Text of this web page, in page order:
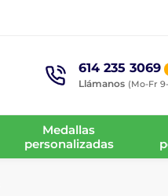
614 235 3069
Llámanos (Mo-Fr 9-
Medallas
personalizadas